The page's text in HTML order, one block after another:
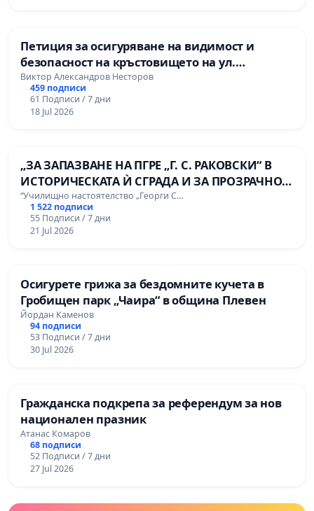
Петиция за осигуряване на видимост и
безопасност на кръстовището на ул.
„Патриарх Герман“ и ул. „Смреката“
Виктор Александров Несторов
459 подписи
61 Подписи / 7 дни
18 Jul 2026
„ЗА ЗАПАЗВАНЕ НА ПГРЕ „Г. С. РАКОВСКИ“ В
ИСТОРИЧЕСКАТА Ѝ СГРАДА И ЗА ПРОЗРАЧНО
УПРАВЛЕНИЕ НА ОБЩИНСКАТА
“Училищно настоятелство „Георги С…
1 522 подписи
55 Подписи / 7 дни
21 Jul 2026
Осигурете грижа за бездомните кучета в
Гробищен парк „Чаира“ в община Плевен
Йордан Каменов
94 подписи
53 Подписи / 7 дни
30 Jul 2026
Гражданска подкрепа за референдум за нов
национален празник
Атанас Комаров
68 подписи
52 Подписи / 7 дни
27 Jul 2026